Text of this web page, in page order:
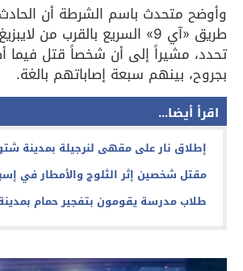
وأوضح متحدث باسم الشرطة أن
طريق «آي 9» السريع بالقرب من
تحدد، مشيراً إلى أن شخصاً قتل فيما
بجروح، بينهم سبعة إصاباتهم بالغة.
اقرأ أيضا...
إطلاق نار على مقهى لنرجيلة بمدينة
مقتل شخصين إثر الثلوج والأمطار في
طلاب مدرسة يقومون بتفجير حمام